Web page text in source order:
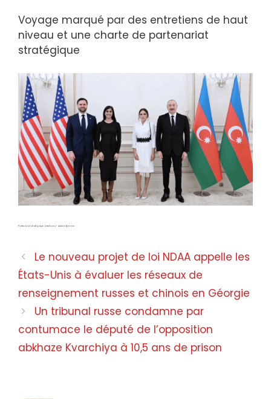
Voyage marqué par des entretiens de haut
niveau et une charte de partenariat
stratégique
Partenariat stratégique américano-azerbaïdjanais
Le nouveau projet de loi NDAA appelle les
États-Unis à évaluer les réseaux de
renseignement russes et chinois en Géorgie
Un tribunal russe condamne par
contumace le député de l’opposition
abkhaze Kvarchiya à 10,5 ans de prison